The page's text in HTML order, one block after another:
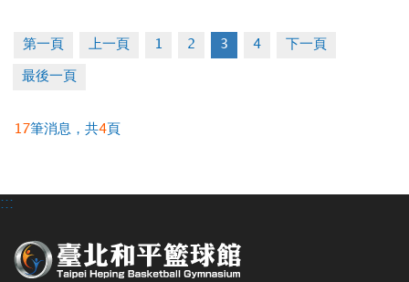
第一頁 上一頁 1 2 3 4 下一頁
最後一頁
17筆消息，共4 頁
:::